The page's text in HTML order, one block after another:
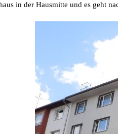
in der Hausmitte und es geht